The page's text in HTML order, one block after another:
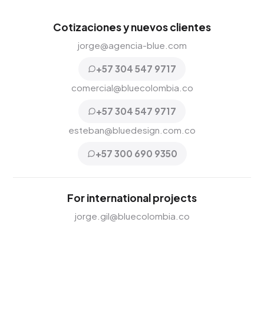
Cotizaciones y nuevos clientes
jorge@agencia-blue.com
+57 304 547 9717
comercial@bluecolombia.co
+57 304 547 9717
esteban@bluedesign.com.co
+57 300 690 9350
For international projects
jorge.gil@bluecolombia.co